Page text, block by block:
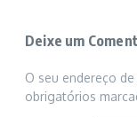
Deixe um
O seu endereço
obrigatórios